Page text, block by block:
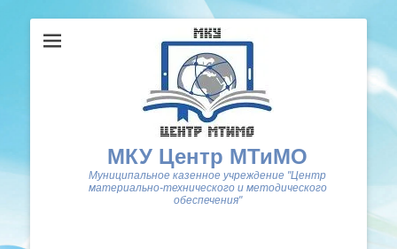
МКУ Центр МТиМО
Муниципальное казенное учреждение "Центр
материально-технического и методического
обеспечения"